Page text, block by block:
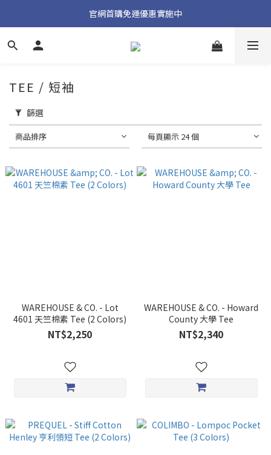
加入官方 LINE 獲取隱藏好禮
官網首購免運優惠實施中
加入官方 LINE 獲取隱藏好禮
TEE / 短袖
篩選
商品排序 每頁顯示 24 個
WAREHOUSE & CO. - Lot
4601 天竺棉素 Tee (2 Colors)
NT$2,250
WAREHOUSE & CO. - Howard
County 大學 Tee
NT$2,340